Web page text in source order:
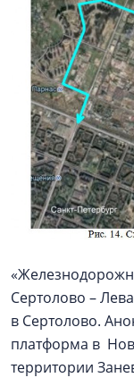
Сертолово –
в Сертолово.
платформа в
территории